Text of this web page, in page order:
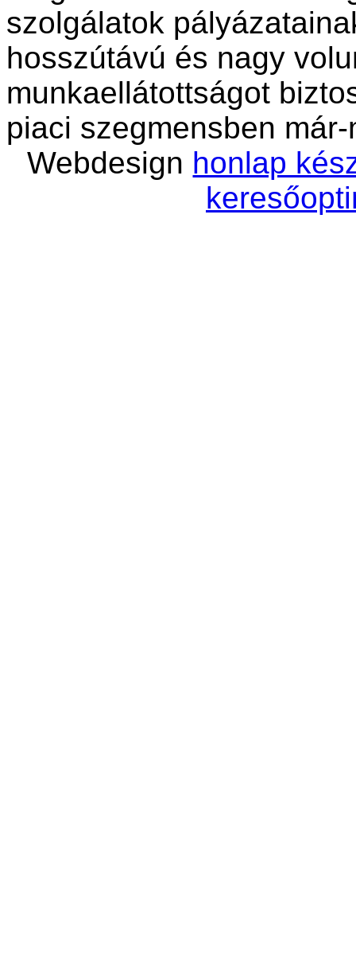
szolgálatok
hosszútávú és nagy
munkaellátottságot
piaci szegmensben
Webdesign honlap